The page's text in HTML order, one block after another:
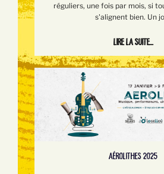
réguliers, une fois par mois, si
s'alignent bien. Un
Lire la suite...
AÉROLITHES 2025